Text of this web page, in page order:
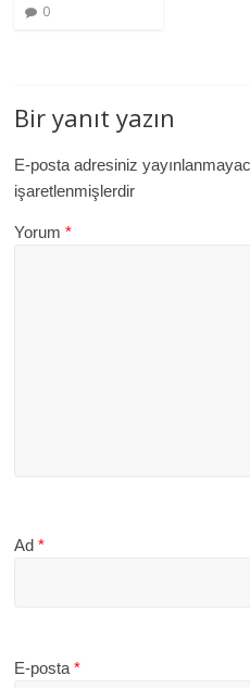
0
Bir yanıt yazın
E-posta adresiniz
işaretlenmişlerdir
Yorum*
Ad*
E-posta*